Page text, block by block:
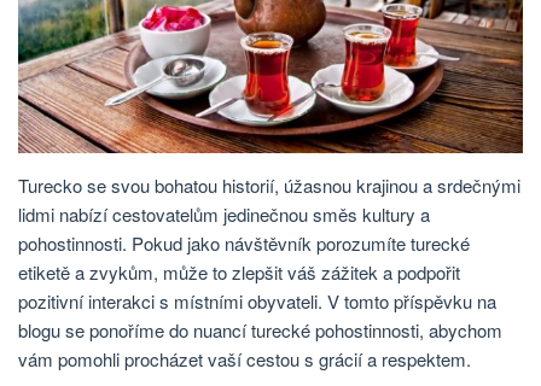
Turecko se svou bohatou historií, úžasnou krajinou a srdečnými
lidmi nabízí cestovatelům jedinečnou směs kultury a
pohostinnosti. Pokud jako návštěvník porozumíte turecké
etiketě a zvykům, může to zlepšit váš zážitek a podpořit
pozitivní interakci s místními obyvateli. V tomto příspěvku na
blogu se ponoříme do nuancí turecké pohostinnosti, abychom
vám pomohli procházet vaší cestou s grácií a respektem.